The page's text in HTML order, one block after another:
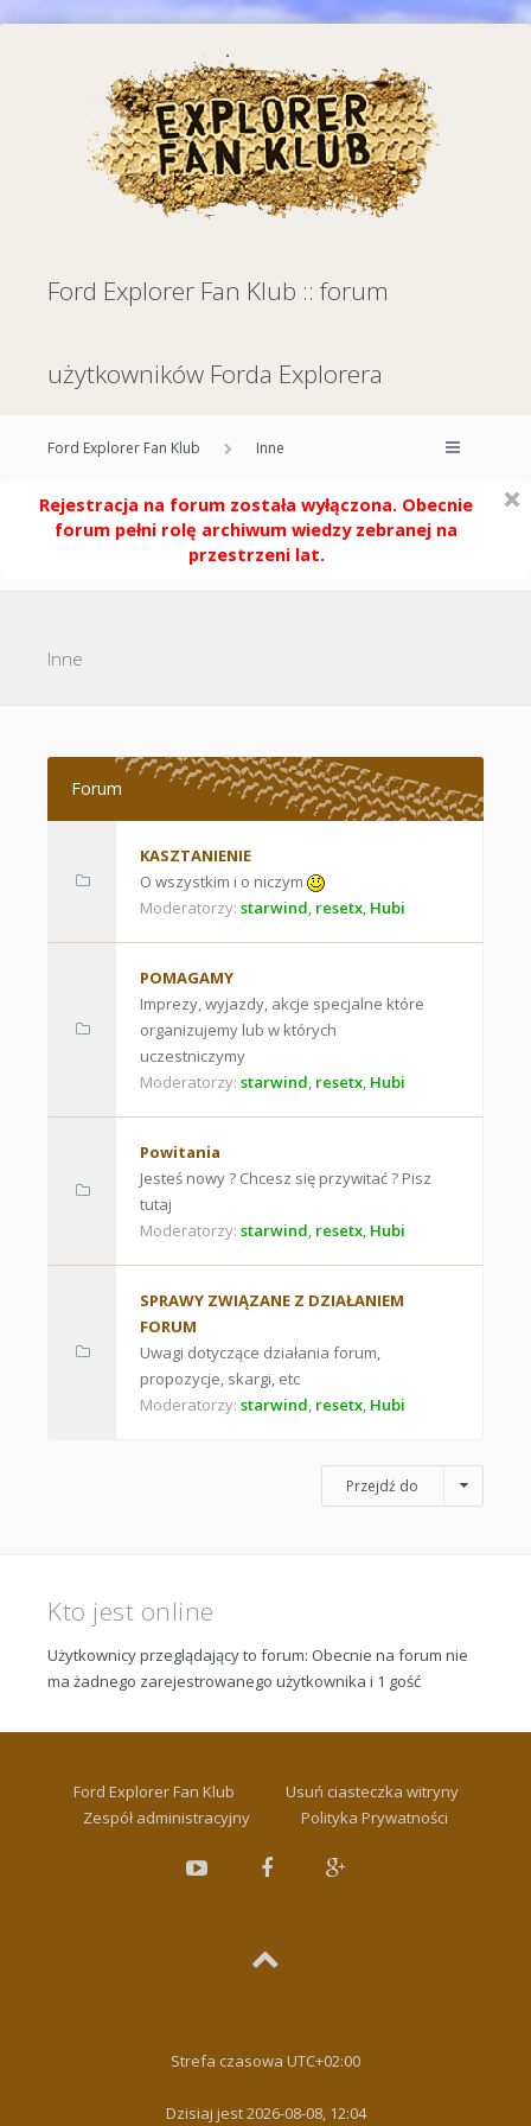
Ford Explorer Fan Klub :: forum
użytkowników Forda Explorera
Ford Explorer Fan Klub Inne
Rejestracja na forum została wyłączona. Obecnie
forum pełni rolę archiwum wiedzy zebranej na
przestrzeni lat.
Inne
Forum
KASZTANIENIE
O wszystkim i o niczym
Moderatorzy: starwind, resetx, Hubi
POMAGAMY
Imprezy, wyjazdy, akcje specjalne które
organizujemy lub w których
uczestniczymy
Moderatorzy: starwind, resetx, Hubi
Powitania
Jesteś nowy ? Chcesz się przywitać ? Pisz
tutaj
Moderatorzy: starwind, resetx, Hubi
SPRAWY ZWIĄZANE Z DZIAŁANIEM
FORUM
Uwagi dotyczące działania forum,
propozycje, skargi, etc
Moderatorzy: starwind, resetx, Hubi
Przejdź do
Kto jest online
Użytkownicy przeglądający to forum: Obecnie na forum nie
ma żadnego zarejestrowanego użytkownika i 1 gość
Ford Explorer Fan Klub
Usuń ciasteczka witryny
Zespół administracyjny
Polityka Prywatności
Strefa czasowa UTC+02:00
Dzisiaj jest 2026-08-08, 12:04